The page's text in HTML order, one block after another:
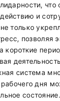
что
и
только
позволяя
короткие
система
дня